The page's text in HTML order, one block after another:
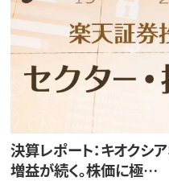
決算レポート：キオクシ
増益が続く。株価に極…